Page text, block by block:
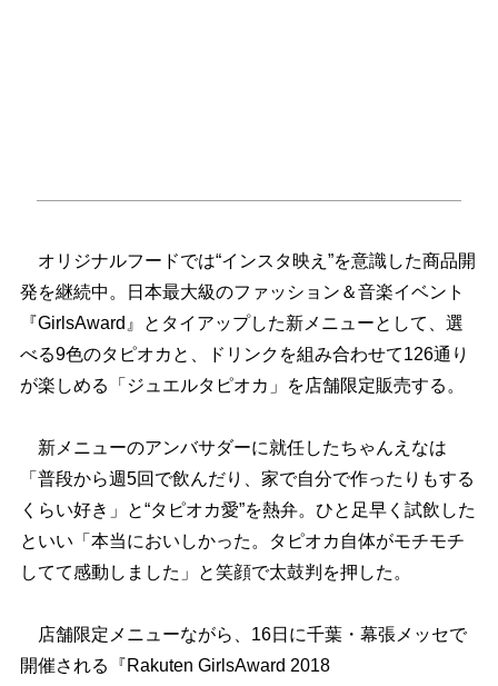
オリジナルフードでは“インスタ映え”を意識した商品開
発を継続中。日本最大級のファッション＆音楽イベント
『GirlsAward』とタイアップした新メニューとして、選
べる9色のタピオカと、ドリンクを組み合わせて126通り
が楽しめる「ジュエルタピオカ」を店舗限定販売する。
新メニューのアンバサダーに就任したちゃんえなは
「普段から週5回で飲んだり、家で自分で作ったりもする
くらい好き」と“タピオカ愛”を熱弁。ひと足早く試飲した
といい「本当においしかった。タピオカ自体がモチモチ
してて感動しました」と笑顔で太鼓判を押した。
店舗限定メニューながら、16日に千葉・幕張メッセで
開催される『Rakuten GirlsAward 2018